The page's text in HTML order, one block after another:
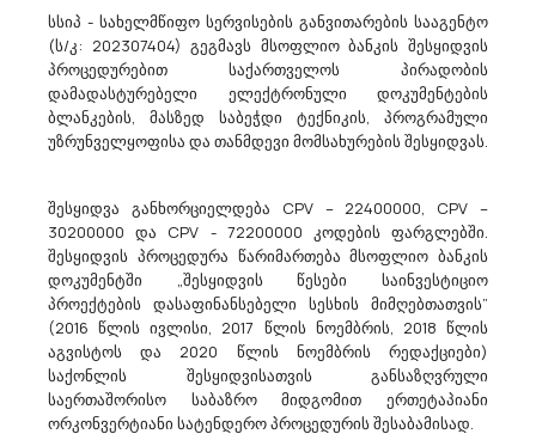
ააიპ ქუთაისის ილია ჭავჭავაძის სახელობის საჯარო ბიბლიოთეკა
გეგმავს წიგნების შესყიდვის მიზნით ტენდერის გამოცხადებას.
ტენდერის სავარაუდო ღირებულების
დადგენისათვისდაინტერესებულ პირებს ვთხოვთ, არაუგვიანეს
2024 წლის 28 ივნისისსა წარმოგვიდგინოთ თქ...
Შპს Ბათუმის Ავტოტრანსპორტი Აცხადებს Ბაზრის Კვლევას
44300000 - კაბელები, მავთულები და მათთან დაკავშირებული
მასალები.
შპს „ბათუმის ავტოტრანსპორტი“ (ს/კ 245445200) სავარაუდო
ღირებულების დადგენის მიზნით (წინადადების საერთო და
ერთეულის ღირებულების წარმოდგენა დასაშვებია ლარში (დღგ-
სსიპ - სახელმწიფო სერვისების განვითარების სააგენტო
(ს/კ: 202307404) გეგმავს მსოფლიო ბანკის შესყიდვის
პროცედურებით საქართველოს პირადობის
დამადასტურებელი ელექტრონული დოკუმენტების
ბლანკების, მასზედ საბეჭდი ტექნიკის, პროგრამული
უზრუნველყოფისა და თანმდევი მომსახურების შესყიდვას.
შესყიდვა განხორციელდება CPV – 22400000, CPV –
30200000 და CPV - 72200000 კოდების ფარგლებში.
შესყიდვის პროცედურა წარიმართება მსოფლიო ბანკის
დოკუმენტში „შესყიდვის წესები საინვესტიციო
პროექტების დასაფინანსებელი სესხის მიმღებთათვის”
(2016 წლის ივლისი, 2017 წლის ნოემბრის, 2018 წლის
აგვისტოს და 2020 წლის ნოემბრის რედაქციები)
საქონლის შესყიდვისათვის განსაზღვრული
საერთაშორისო საბაზრო მიდგომით ერთეტაპიანი
ორკონვერტიანი სატენდერო პროცედურის შესაბამისად.